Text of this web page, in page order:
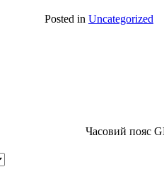
Posted in Uncategorized
Часовий пояс